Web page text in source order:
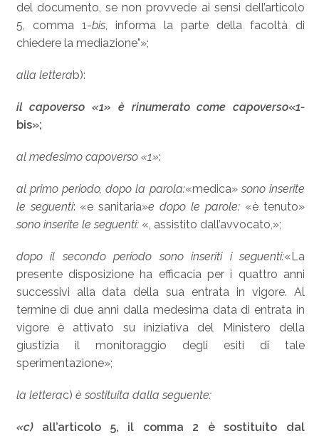
del documento, se non provvede ai sensi dell’articolo
5, comma 1-bis, informa la parte della facoltà di
chiedere la mediazione"»;
alla letterab):
il capoverso «1» è rinumerato come capoverso«1-
bis»;
al medesimo capoverso «1»:
al primo periodo, dopo la parola:«medica» sono inserite
le seguenti: «e sanitaria»e dopo le parole: «è tenuto»
sono inserite le seguenti:«, assistito dall’avvocato,»;
dopo il secondo periodo sono inseriti i seguenti:«La
presente disposizione ha efficacia per i quattro anni
successivi alla data della sua entrata in vigore. Al
termine di due anni dalla medesima data di entrata in
vigore è attivato su iniziativa del Ministero della
giustizia il monitoraggio degli esiti di tale
sperimentazione»;
la letterac) è sostituita dalla seguente:
«c) all’articolo 5, il comma 2 è sostituito dal